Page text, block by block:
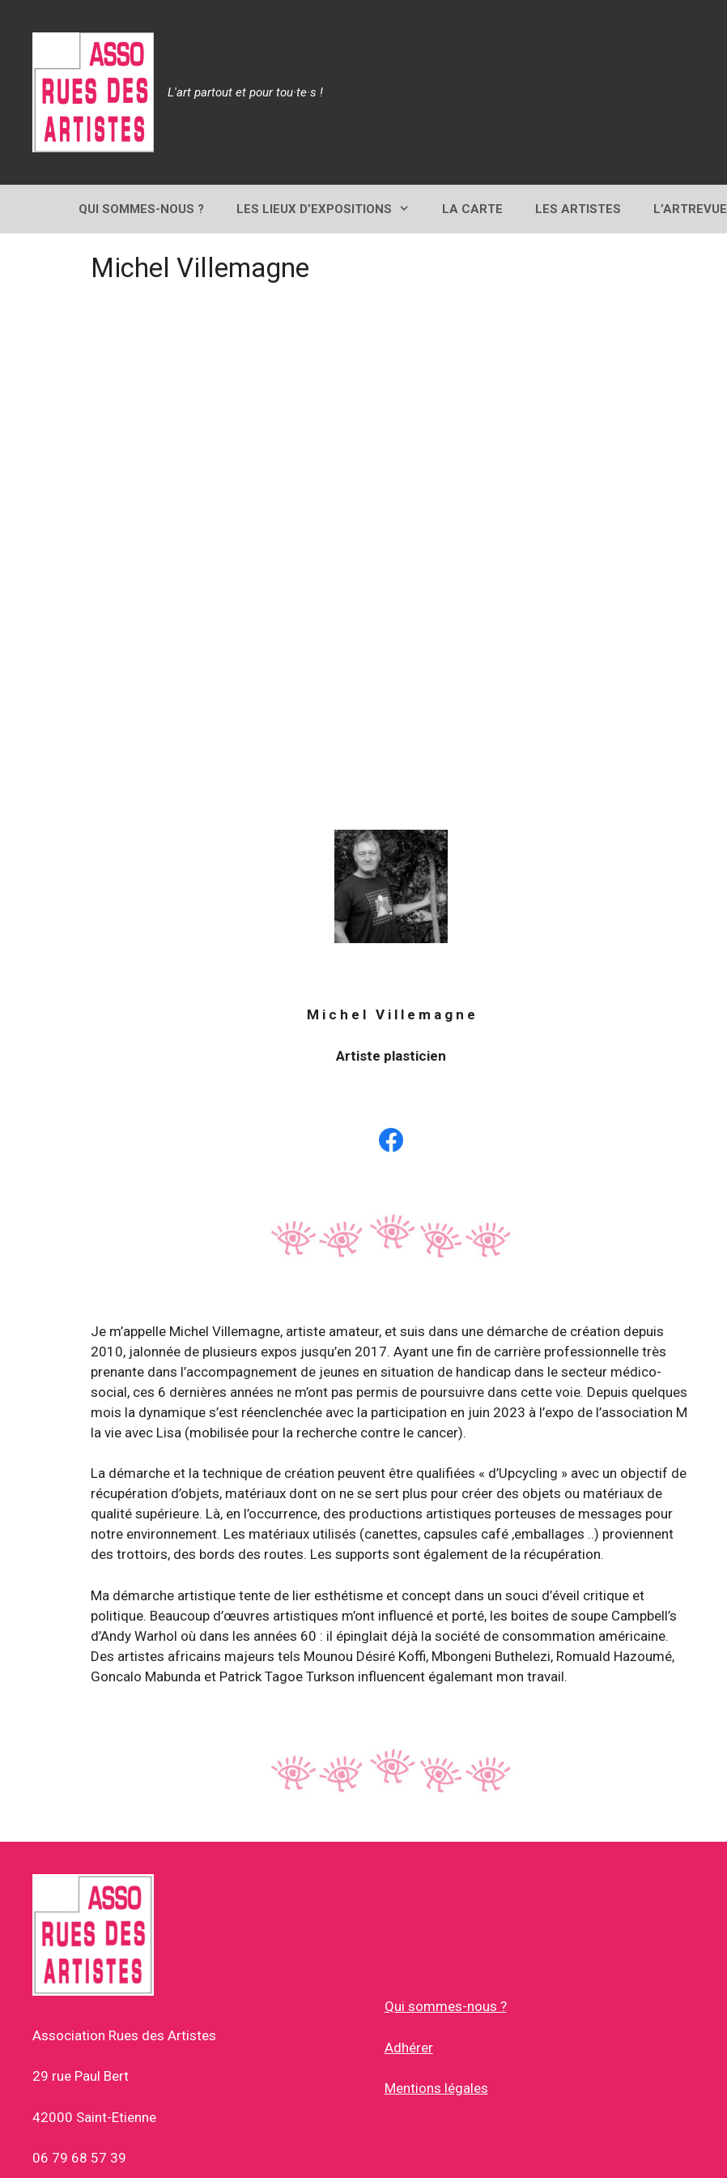
L'art partout et pour tou·te·s !
QUI SOMMES-NOUS ? LES LIEUX D’EXPOSITIONS LA CARTE LES ARTISTES L’ARTREVUE
Michel Villemagne
M i c h e l V i l l e m a g n e
Artiste plasticien
Je m’appelle Michel Villemagne, artiste amateur, et suis dans une démarche de création depuis
2010, jalonnée de plusieurs expos jusqu’en 2017. Ayant une fin de carrière professionnelle très
prenante dans l’accompagnement de jeunes en situation de handicap dans le secteur médico-
social, ces 6 dernières années ne m’ont pas permis de poursuivre dans cette voie. Depuis quelques
mois la dynamique s’est réenclenchée avec la participation en juin 2023 à l’expo de l’association M
la vie avec Lisa (mobilisée pour la recherche contre le cancer).
La démarche et la technique de création peuvent être qualifiées « d’Upcycling » avec un objectif de
récupération d’objets, matériaux dont on ne se sert plus pour créer des objets ou matériaux de
qualité supérieure. Là, en l’occurrence, des productions artistiques porteuses de messages pour
notre environnement. Les matériaux utilisés (canettes, capsules café ,emballages ..) proviennent
des trottoirs, des bords des routes. Les supports sont également de la récupération.
Ma démarche artistique tente de lier esthétisme et concept dans un souci d’éveil critique et
politique. Beaucoup d’œuvres artistiques m’ont influencé et porté, les boites de soupe Campbell’s
d’Andy Warhol où dans les années 60 : il épinglait déjà la société de consommation américaine.
Des artistes africains majeurs tels Mounou Désiré Koffi, Mbongeni Buthelezi, Romuald Hazoumé,
Goncalo Mabunda et Patrick Tagoe Turkson influencent égalemant mon travail.
Association Rues des Artistes
29 rue Paul Bert
42000 Saint-Etienne
06 79 68 57 39
Qui sommes-nous ?
Adhérer
Mentions légales